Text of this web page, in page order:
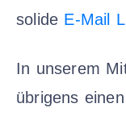
solide E-Mail
In unserem
übrigens